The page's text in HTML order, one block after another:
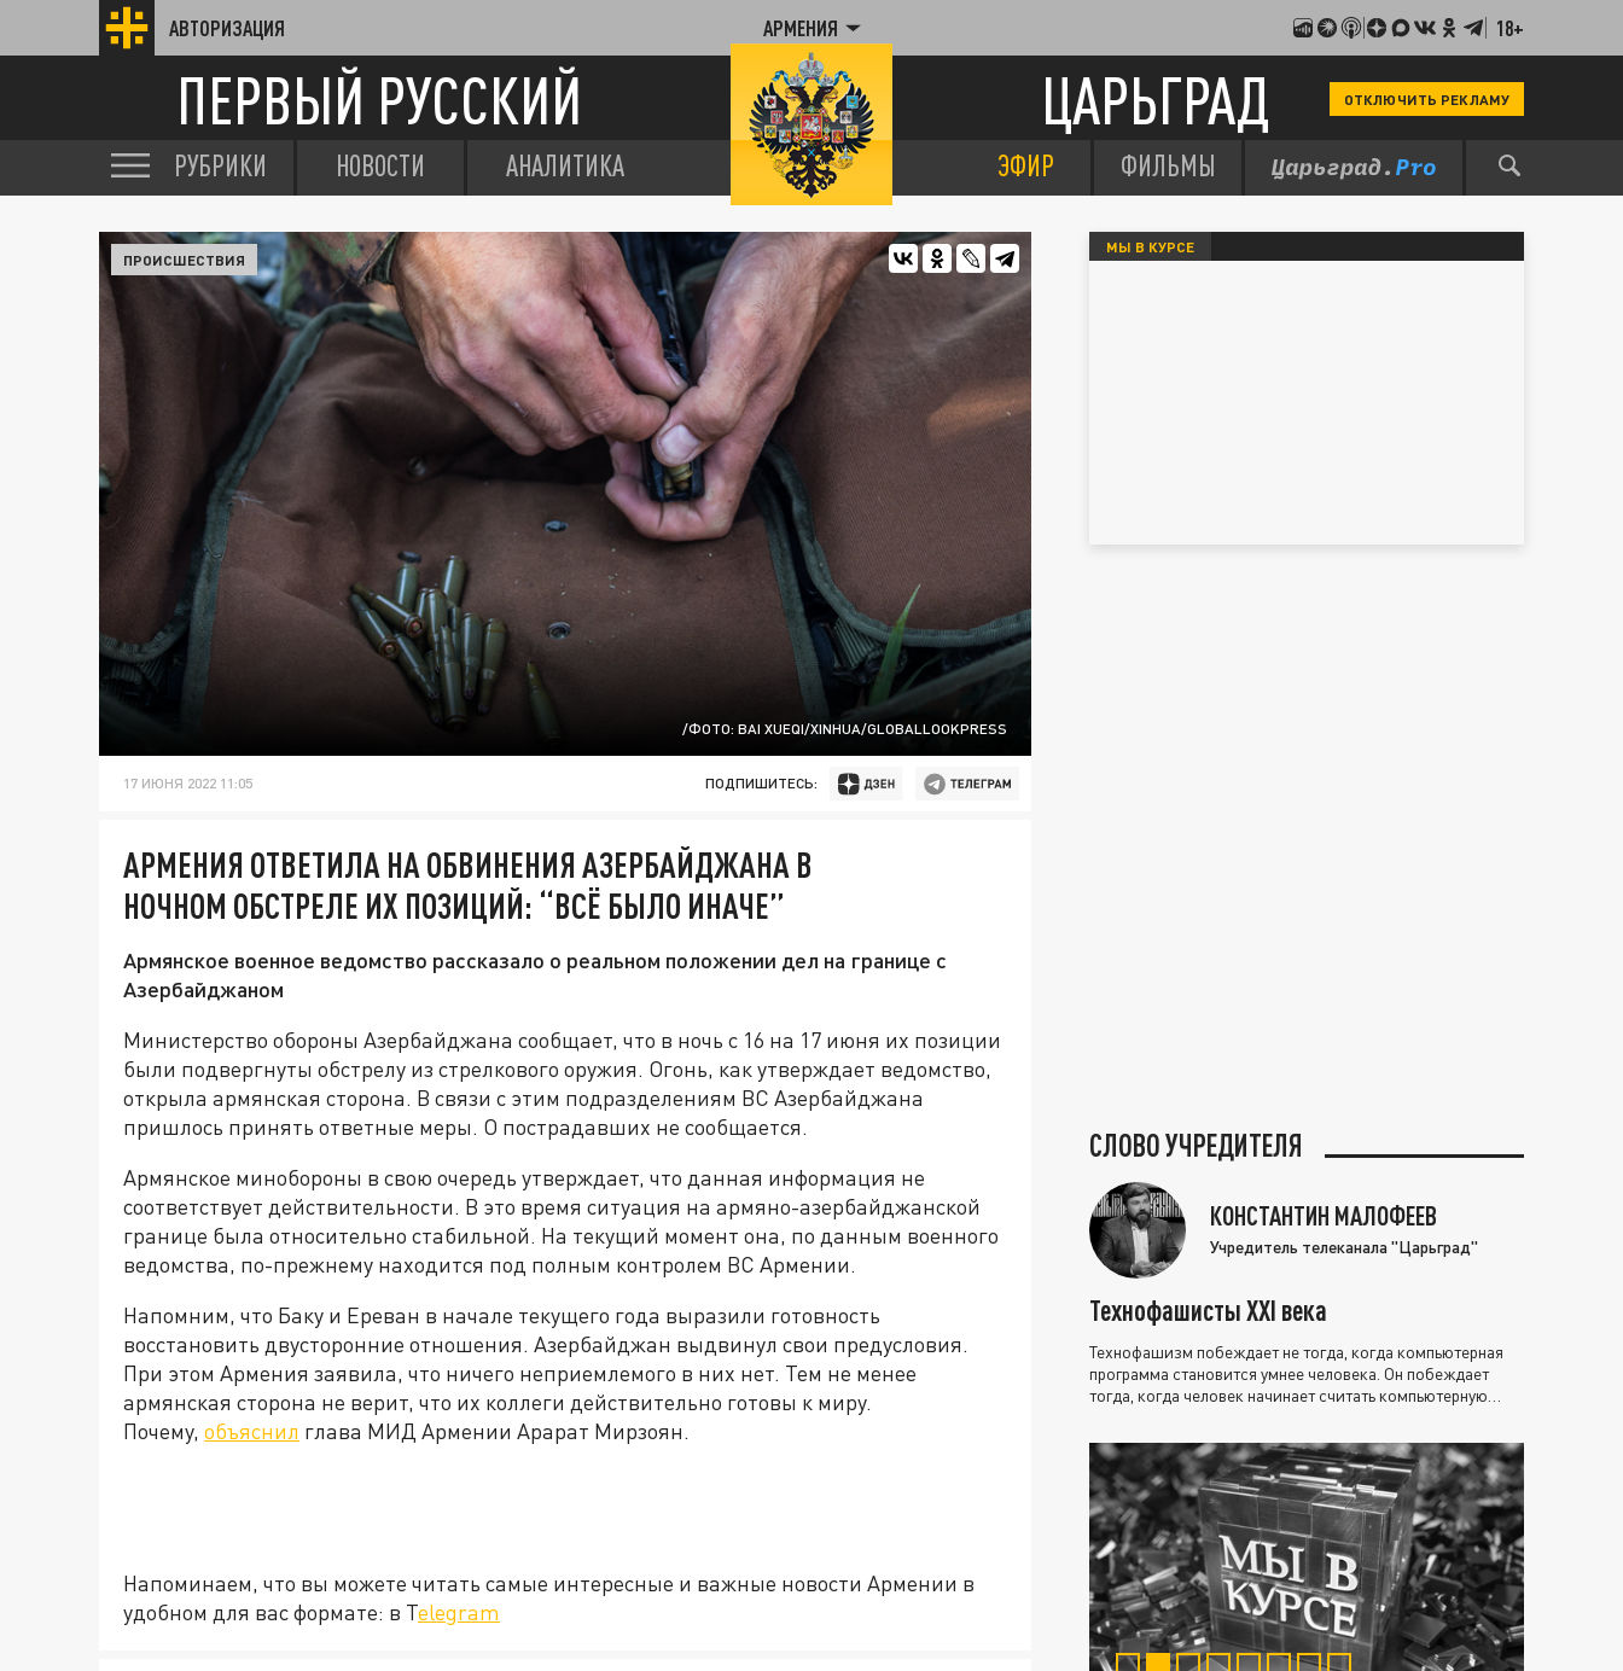
АВТОРИЗАЦИЯ АРМЕНИЯ 18+
ПЕРВЫЙ РУССКИЙ ЦАРЬГРАД ОТКЛЮЧИТЬ РЕКЛАМУ
РУБРИКИ НОВОСТИ АНАЛИТИКА ЭФИР ФИЛЬМЫ
/ФОТО: BAI XUEQI/XINHUA/GLOBALLOOKPRESS
ПРОИСШЕСТВИЯ
17 ИЮНЯ 2022 11:05 ПОДПИШИТЕСЬ:
АРМЕНИЯ ОТВЕТИЛА НА ОБВИНЕНИЯ АЗЕРБАЙДЖАНА В
НОЧНОМ ОБСТРЕЛЕ ИХ ПОЗИЦИЙ: “ВСЁ БЫЛО ИНАЧЕ”
Армянское военное ведомство рассказало о реальном положении дел на границе с
Азербайджаном
Министерство обороны Азербайджана сообщает, что в ночь с 16 на 17 июня их позиции
были подвергнуты обстрелу из стрелкового оружия. Огонь, как утверждает ведомство,
открыла армянская сторона. В связи с этим подразделениям ВС Азербайджана
пришлось принять ответные меры. О пострадавших не сообщается.
Армянское минобороны в свою очередь утверждает, что данная информация не
соответствует действительности. В это время ситуация на армяно-азербайджанской
границе была относительно стабильной. На текущий момент она, по данным военного
ведомства, по-прежнему находится под полным контролем ВС Армении.
Напомним, что Баку и Ереван в начале текущего года выразили готовность
восстановить двусторонние отношения. Азербайджан выдвинул свои предусловия.
При этом Армения заявила, что ничего неприемлемого в них нет. Тем не менее
армянская сторона не верит, что их коллеги действительно готовы к миру.
Почему, объяснил глава МИД Армении Арарат Мирзоян.
Напоминаем, что вы можете читать самые интересные и важные новости Армении в
удобном для вас формате: в Telegram
МЫ В КУРСЕ
СЛОВО УЧРЕДИТЕЛЯ
КОНСТАНТИН МАЛОФЕЕВ
Учредитель телеканала "Царьград"
Технофашисты XXI века
Технофашизм побеждает не тогда, когда компьютерная
программа становится умнее человека. Он побеждает
тогда, когда человек начинает считать компьютерную